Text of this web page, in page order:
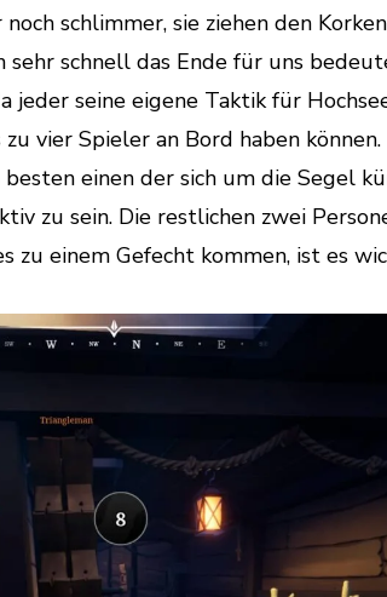
schlimmer, sie ziehen den
schnell das Ende für uns
jeder seine eigene Taktik für
vier Spieler an Bord haben
einen der sich um die Segel
zu sein. Die restlichen zwei
zu einem Gefecht kommen, ist es